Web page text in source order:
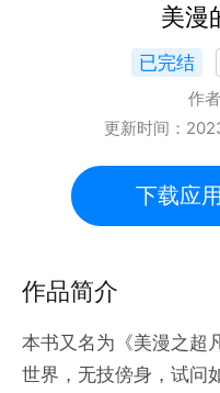
美漫
已完结
作者
更新时间：
下载应
作品简介
本书又名为《美漫之超
世界，无技傍身，试问